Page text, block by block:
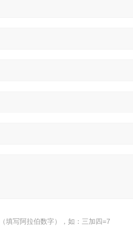
填写阿拉伯数字），如：三加四=7